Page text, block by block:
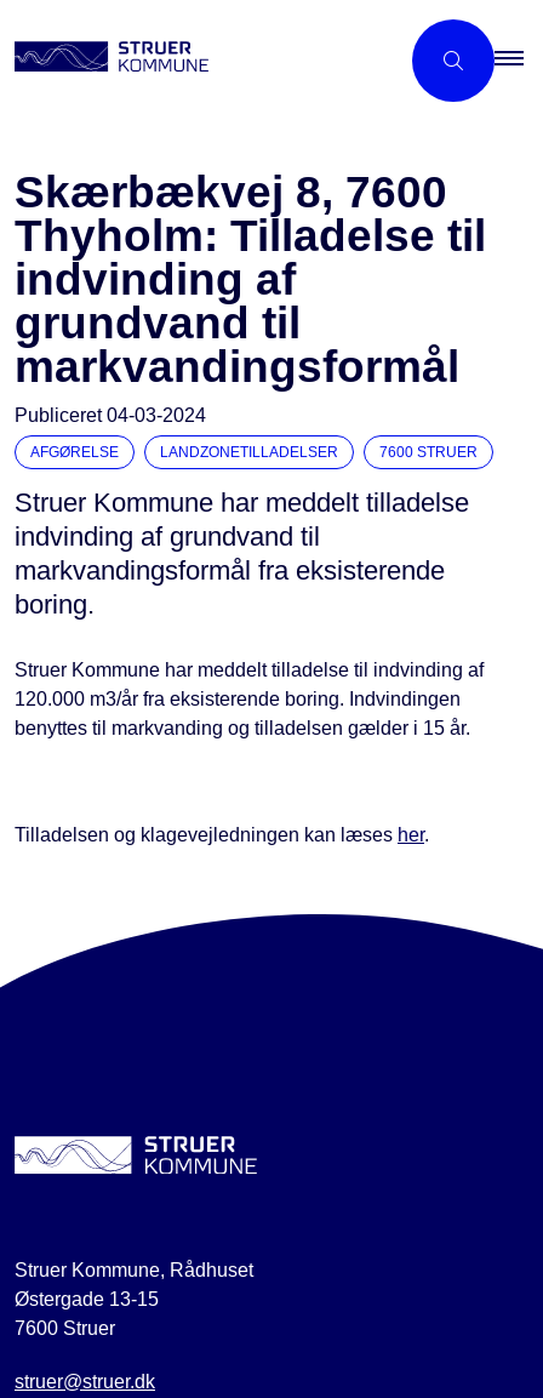
Skærbækvej 8, 7600
Thyholm: Tilladelse til
indvinding af
grundvand til
markvandingsformål
Publiceret04-03-2024
AFGØRELSE LANDZONETILLADELSER 7600 STRUER
Struer Kommune har meddelt tilladelse
indvinding af grundvand til
markvandingsformål fra eksisterende
boring.
Struer Kommune har meddelt tilladelse til indvinding af
120.000 m3/år fra eksisterende boring. Indvindingen
benyttes til markvanding og tilladelsen gælder i 15 år.
Tilladelsen og klagevejledningen kan læses her.
Struer Kommune, Rådhuset
Østergade 13-15
7600 Struer
struer@struer.dk